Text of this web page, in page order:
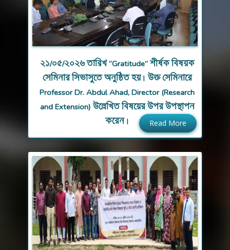
২১/০৫/২০২৬ তারিখ “Gratitude” শীর্ষক বিষয়ক
সেমিনার সিভাসুতে অনুষ্ঠিত হয়। উক্ত সেমিনারে
Professor Dr. Abdul Ahad, Director (Research
and Extension) উল্লেখিত বিষয়ের উপর উপস্থাপন
করেন।
Read More